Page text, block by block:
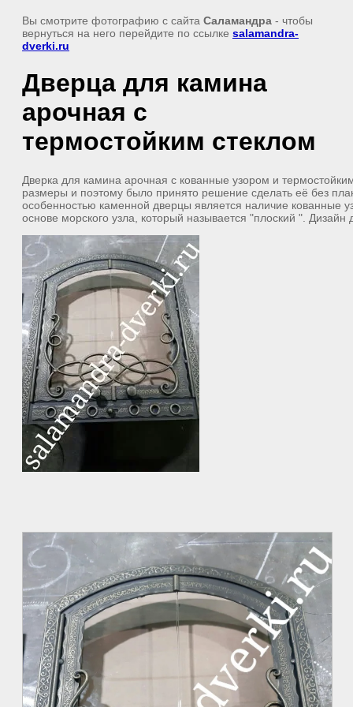
Вы смотрите фотографию с сайта Саламандра - чтобы
вернуться на него перейдите по ссылке salamandra-
dverki.ru
Дверца для камина
арочная с
термостойким стеклом
Дверка для камина арочная с кованные узором и
размеры и поэтому было принято решение сделать её без
особенностью каменной дверцы является наличие кованные
основе морского узла, который называется "плоский ".